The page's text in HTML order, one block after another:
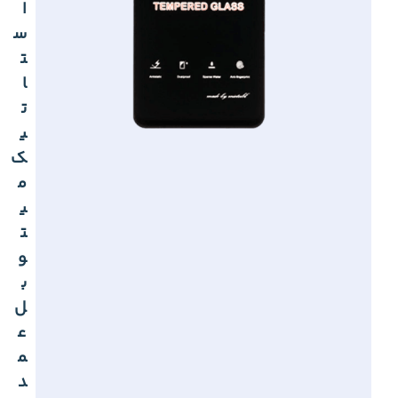
ا
س
ت
ا
ت
ی
ک
م
ی
ت
و
ب
ل
ع
م
د